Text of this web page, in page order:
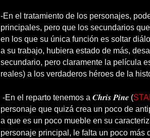
-En el tratamiento de los personajes,
principales, pero que los secundarios
en los que su única función es soltar
a su trabajo, hubiera estado de más,
secundario, pero claramente la película
reales) a los verdaderos héroes de la
-En el reparto tenemos a Chris Pine (
personaje que quizá crea un poco de
a que es un poco mueble en su
personaje principal, le falta un poco más